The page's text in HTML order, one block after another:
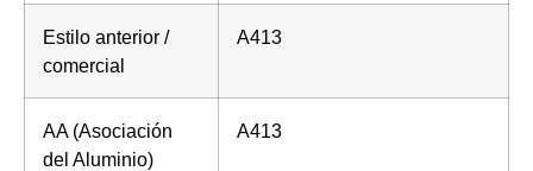
Estilo anterior /
comercial
A413
AA (Asociación
del Aluminio)
A413